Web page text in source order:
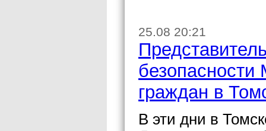
25.08 20:21
граждан в
В эти дни в